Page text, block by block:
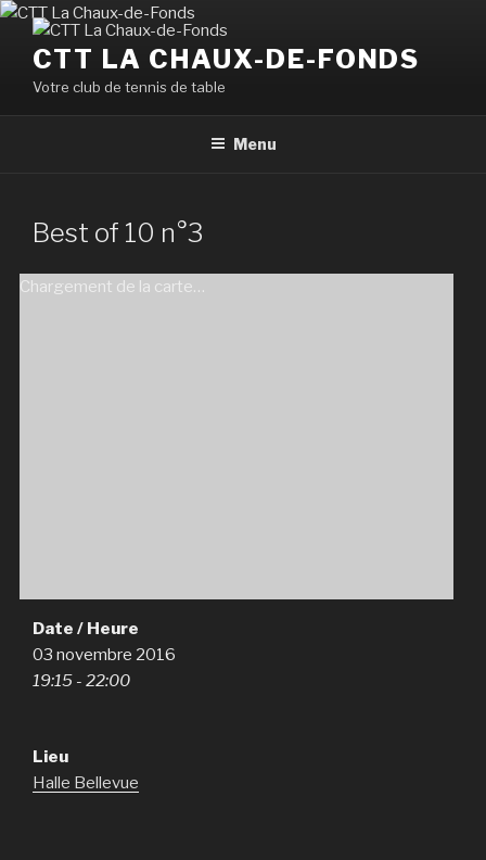
Aller
contenu
principal
CTT LA CHAUX-DE-FONDS
Votre club de tennis de table
Menu
Best of 10 n°3
Chargement de la carte…
Date / Heure
03 novembre 2016
19:15 - 22:00
Lieu
Halle Bellevue